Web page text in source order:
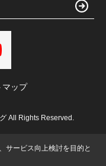
マップ
All Rights Reserved.
サービス向上検討を目的と